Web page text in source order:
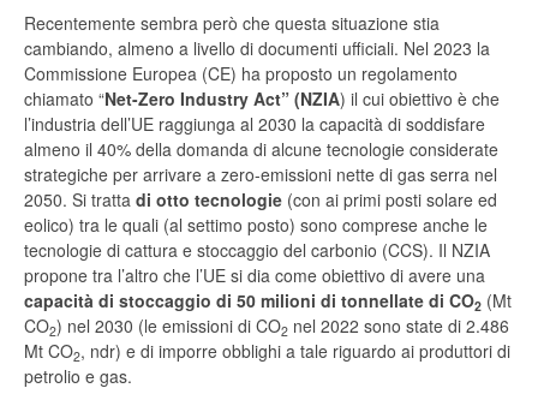
Recentemente sembra però che questa situazione stia
cambiando, almeno a livello di documenti ufficiali. Nel 2023 la
Commissione Europea (CE) ha proposto un regolamento
chiamato “Net-Zero Industry Act” (NZIA) il cui obiettivo è che
l’industria dell’UE raggiunga al 2030 la capacità di soddisfare
almeno il 40% della domanda di alcune tecnologie considerate
strategiche per arrivare a zero-emissioni nette di gas serra nel
2050. Si tratta di otto tecnologie (con ai primi posti solare ed
eolico) tra le quali (al settimo posto) sono comprese anche le
tecnologie di cattura e stoccaggio del carbonio (CCS). Il NZIA
propone tra l’altro che l’UE si dia come obiettivo di avere una
capacità di stoccaggio di 50 milioni di tonnellate di CO2 (Mt
CO2) nel 2030 (le emissioni di CO2 nel 2022 sono state di 2.486
Mt CO2, ndr) e di imporre obblighi a tale riguardo ai produttori di
petrolio e gas.